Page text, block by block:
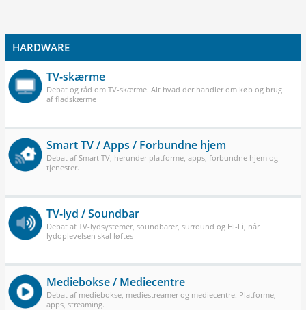
HARDWARE
TV-skærme
Debat og råd om TV-skærme. Alt hvad der handler om køb og brug
af fladskærme
Smart TV / Apps / Forbundne hjem
Debat af Smart TV, herunder platforme, apps, forbundne hjem og
tjenester.
TV-lyd / Soundbar
Debat af TV-lydsystemer, soundbarer, surround og Hi-Fi, når
lydoplevelsen skal løftes
Mediebokse / Mediecentre
Debat af mediebokse, mediestreamer og mediecentre. Platforme,
apps, streaming.